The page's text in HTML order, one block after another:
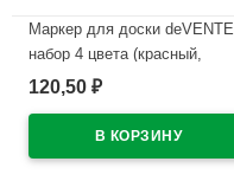
Маркер для доски deVENTE
набор 4 цвета (красный,
синий, черный, зеленый) 2мм
магнитом для крепления
арт.5040605 (Ст.4)
120,50 ₽